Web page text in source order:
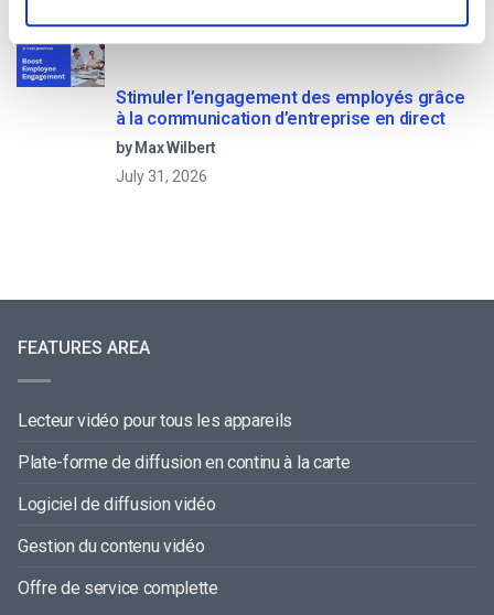
Stimuler l’engagement des employés grâce
à la communication d’entreprise en direct
by Max Wilbert
July 31, 2026
FEATURES AREA
Lecteur vidéo pour tous les appareils
Plate-forme de diffusion en continu à la carte
Logiciel de diffusion vidéo
Gestion du contenu vidéo
Offre de service complette